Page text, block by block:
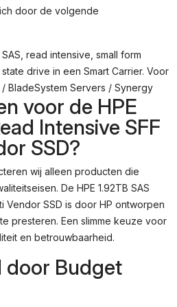
door de volgende
read intensive, small form
drive in een Smart Carrier. Voor
BladeSystem Servers / Synergy
voor de HPE
Intensive SFF
SSD?
wij alleen producten die
De HPE 1.92TB SAS
Vendor SSD is door HP ontworpen
presteren. Een slimme keuze voor
en betrouwbaarheid.
door Budget